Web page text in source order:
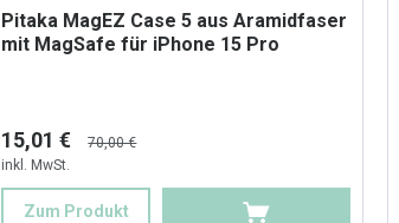
Pitaka MagEZ Case 5 aus Aramidfaser
mit MagSafe für iPhone 15 Pro
15,01 €
70,00 €
inkl. MwSt.
Zum Produkt